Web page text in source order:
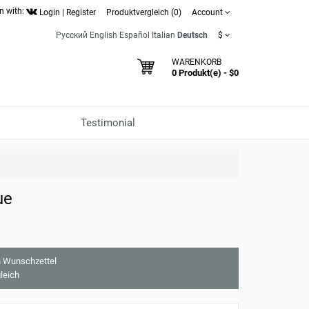
with: Login Register Produktvergleich (0) Account
Русский English Español Italian Deutsch $
WARENKORB
0 Produkt(e) - $0
Testimonial